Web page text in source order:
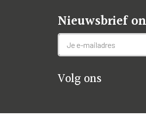
Nieuwsbrief
Volg ons